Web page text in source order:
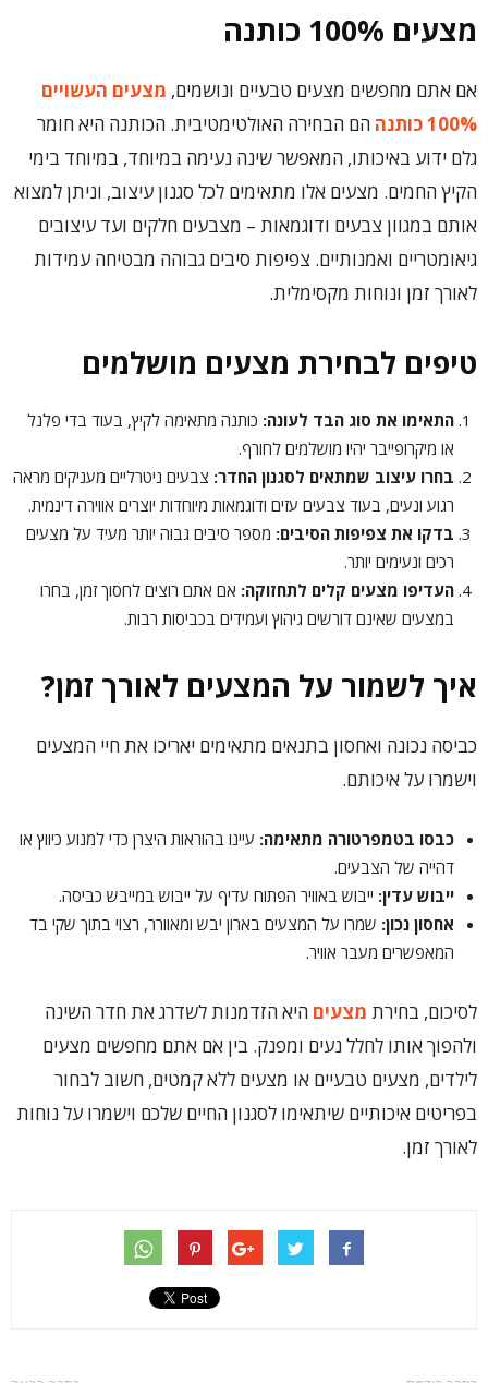
מצעים 100% כותנה
אם אתם מחפשים מצעים טבעיים ונושמים, מצעים העשויים
100% כותנה
הם הבחירה האולטימטיבית. הכותנה היא חומר
גלם ידוע באיכותו, המאפשר שינה נעימה במיוחד, במיוחד בימי
הקיץ החמים. מצעים אלו מתאימים לכל סגנון עיצוב, וניתן למצוא
אותם במגוון צבעים ודוגמאות – מצבעים חלקים ועד עיצובים
גיאומטריים ואמנותיים. צפיפות סיבים גבוהה מבטיחה עמידות
לאורך זמן ונוחות מקסימלית.
טיפים לבחירת מצעים מושלמים
התאימו את סוג הבד לעונה: כותנה מתאימה לקיץ, בעוד בדי פלנל
או מיקרופייבר יהיו מושלמים לחורף.
בחרו עיצוב שמתאים לסגנון החדר: צבעים ניטרליים מעניקים מראה
רגוע ונעים, בעוד צבעים עזים ודוגמאות מיוחדות יוצרים אווירה דינמית.
בדקו את צפיפות הסיבים: מספר סיבים גבוה יותר מעיד על מצעים
רכים ונעימים יותר.
העדיפו מצעים קלים לתחזוקה: אם אתם רוצים לחסוך זמן, בחרו
במצעים שאינם דורשים גיהוץ ועמידים בכביסות רבות.
איך לשמור על המצעים לאורך זמן?
כביסה נכונה ואחסון בתנאים מתאימים יאריכו את חיי המצעים
וישמרו על איכותם.
כבסו בטמפרטורה מתאימה: עיינו בהוראות היצרן כדי למנוע כיווץ או
דהייה של הצבעים.
ייבוש עדין: ייבוש באוויר הפתוח עדיף על ייבוש במייבש כביסה.
אחסון נכון: שמרו על המצעים בארון יבש ומאוורר, רצוי בתוך שקי בד
המאפשרים מעבר אוויר.
לסיכום, בחירת מצעים היא הזדמנות לשדרג את חדר השינה
ולהפוך אותו לחלל נעים ומפנק. בין אם אתם מחפשים מצעים
לילדים, מצעים טבעיים או מצעים ללא קמטים, חשוב לבחור
בפריטים איכותיים שיתאימו לסגנון החיים שלכם וישמרו על נוחות
לאורך זמן.